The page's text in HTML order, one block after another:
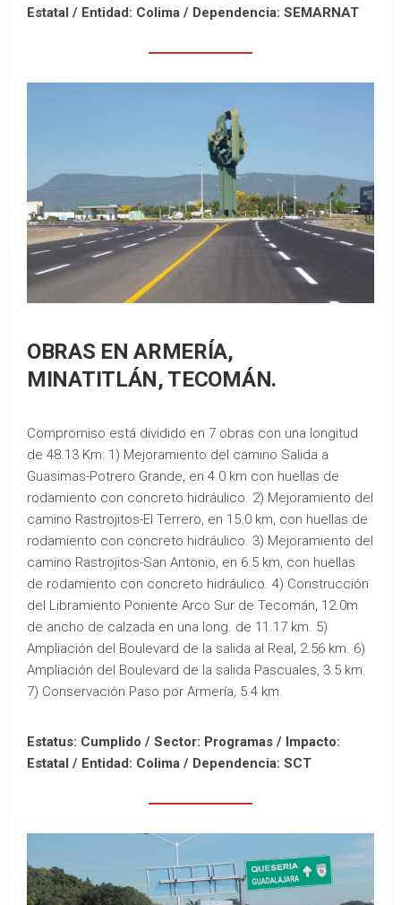
Estatal / Entidad: Colima / Dependencia: SEMARNAT
OBRAS EN ARMERÍA,
MINATITLÁN, TECOMÁN.
Compromiso está dividido en 7 obras con una longitud
de 48.13 Km: 1) Mejoramiento del camino Salida a
Guasimas-Potrero Grande, en 4.0 km con huellas de
rodamiento con concreto hidráulico. 2) Mejoramiento del
camino Rastrojitos-El Terrero, en 15.0 km, con huellas de
rodamiento con concreto hidráulico. 3) Mejoramiento del
camino Rastrojitos-San Antonio, en 6.5 km, con huellas
de rodamiento con concreto hidráulico. 4) Construcción
del Libramiento Poniente Arco Sur de Tecomán, 12.0m
de ancho de calzada en una long. de 11.17 km. 5)
Ampliación del Boulevard de la salida al Real, 2.56 km. 6)
Ampliación del Boulevard de la salida Pascuales, 3.5 km.
7) Conservación Paso por Armería, 5.4 km.
Estatus: Cumplido / Sector: Programas / Impacto:
Estatal / Entidad: Colima / Dependencia: SCT